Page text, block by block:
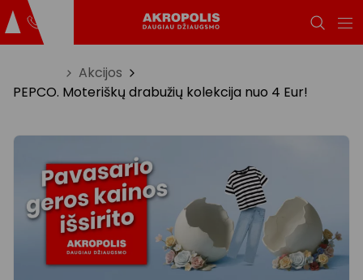
Akcijos
PEPCO. Moteriškų drabužių kolekcija nuo 4 Eur!